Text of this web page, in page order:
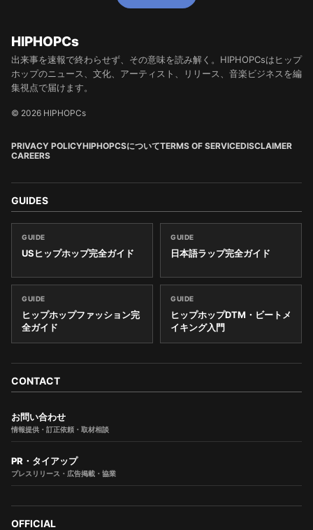
HIPHOPCs
出来事を速報で終わらせず、その意味を読み解く。HIPHOPCsはヒップ
ホップのニュース、文化、アーティスト、リリース、音楽ビジネスを編
集視点で届けます。
© 2026 HIPHOPCs
PRIVACY POLICYHIPHOPCSについてTERMS OF SERVICEDISCLAIMER
CAREERS
GUIDES
GUIDE
USヒップホップ完全ガイド
GUIDE
日本語ラップ完全ガイド
GUIDE
ヒップホップファッション完
全ガイド
GUIDE
ヒップホップDTM・ビートメ
イキング入門
CONTACT
お問い合わせ
情報提供・訂正依頼・取材相談
PR・タイアップ
プレスリリース・広告掲載・協業
OFFICIAL